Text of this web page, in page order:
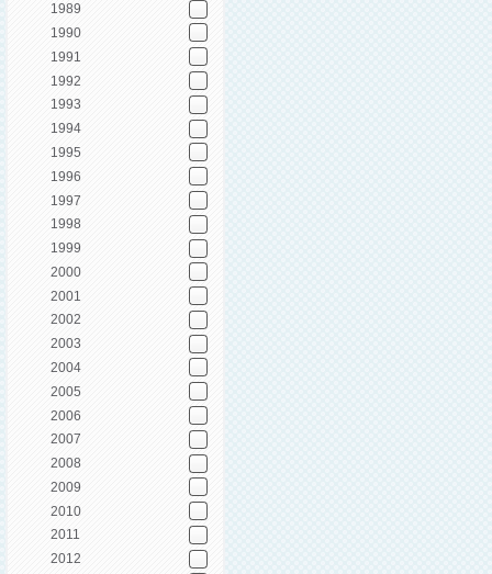
1989
1990
1991
1992
1993
1994
1995
1996
1997
1998
1999
2000
2001
2002
2003
2004
2005
2006
2007
2008
2009
2010
2011
2012